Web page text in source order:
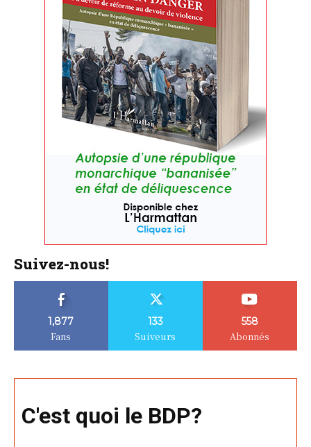
Suivez-nous!
1,877
Fans
133
Suiveurs
558
Abonnés
C'est quoi le BDP?